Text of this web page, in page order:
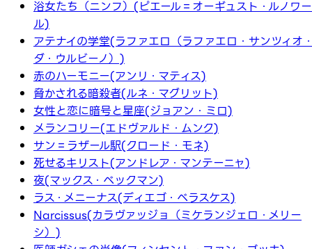
浴女たち（ニンフ）(ピエール＝オーギュスト・ルノワー
ル)
アテナイの学堂(ラファエロ（ラファエロ・サンツィオ
ダ・ウルビーノ）)
赤のハーモニー(アンリ・マティス)
脅かされる暗殺者(ルネ・マグリット)
女性と恋に暗号と星座(ジョアン・ミロ)
メランコリー(エドヴァルド・ムンク)
サン＝ラザール駅(クロード・モネ)
死せるキリスト(アンドレア・マンテーニャ)
夜(マックス・ベックマン)
ラス・メニーナス(ディエゴ・ベラスケス)
Narcissus(カラヴァッジョ（ミケランジェロ・メリー
シ）)